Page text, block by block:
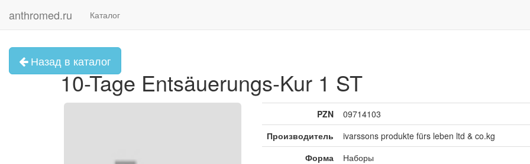
anthromed.ru Каталог
Назад в каталог
10-Tage Entsäuerungs-Kur 1 ST
PZN
09714103
Производитель
ivarssons produkte fürs leben ltd & co.kg
Форма
Наборы